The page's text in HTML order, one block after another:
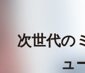
次世代の
ュ